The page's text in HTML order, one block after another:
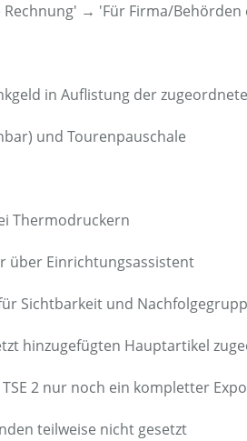
→ 'Für Firma/Behörden
in Auflistung der
und Tourenpauschale
Thermodruckern
über Einrichtungsassistent
Sichtbarkeit und
hinzugefügten Hauptartikel
2 nur noch ein kompletter
teilweise nicht gesetzt